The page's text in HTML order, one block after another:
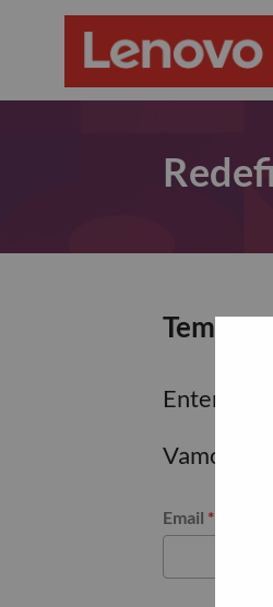
Tem
Enter the
Vamos
Redefinir
Email *